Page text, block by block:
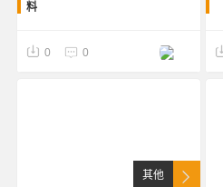
料
0 0
其他